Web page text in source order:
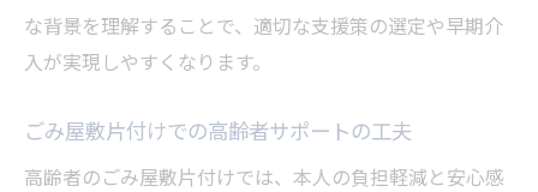
な背景を理解することで、適切な支援策の選定や早期介
入が実現しやすくなります。
ごみ屋敷片付けでの高齢者サポートの工夫
高齢者のごみ屋敷片付けでは、本人の負担軽減と安心感